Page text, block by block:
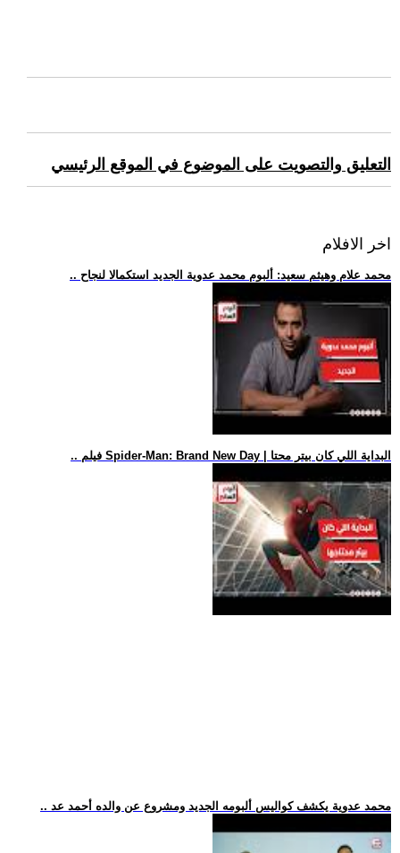
التعليق والتصويت على الموضوع في الموقع الرئيسي
اخر الافلام
.. محمد علام وهيثم سعيد: ألبوم محمد عدوية الجديد استكمالا لنجاح
.. فيلم Spider-Man: Brand New Day | البداية اللي كان بيتر محتا
.. محمد عدوية يكشف كواليس ألبومه الجديد ومشروع عن والده أحمد عد